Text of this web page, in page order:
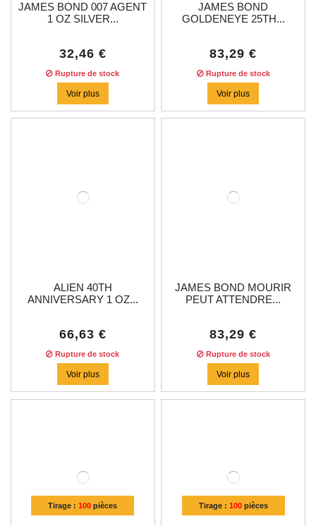
JAMES BOND 007 AGENT
1 OZ SILVER...
32,46 €
Rupture de stock
Voir plus
JAMES BOND
GOLDENEYE 25TH...
83,29 €
Rupture de stock
Voir plus
ALIEN 40TH
ANNIVERSARY 1 OZ...
66,63 €
Rupture de stock
Voir plus
JAMES BOND MOURIR
PEUT ATTENDRE...
83,29 €
Rupture de stock
Voir plus
Tirage :100 pièces Tirage : 100pièces